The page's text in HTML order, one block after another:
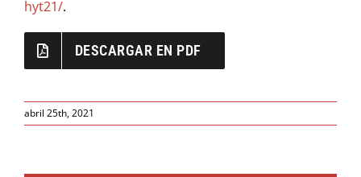
hyt21/.
DESCARGAR EN PDF
abril 25th, 2021